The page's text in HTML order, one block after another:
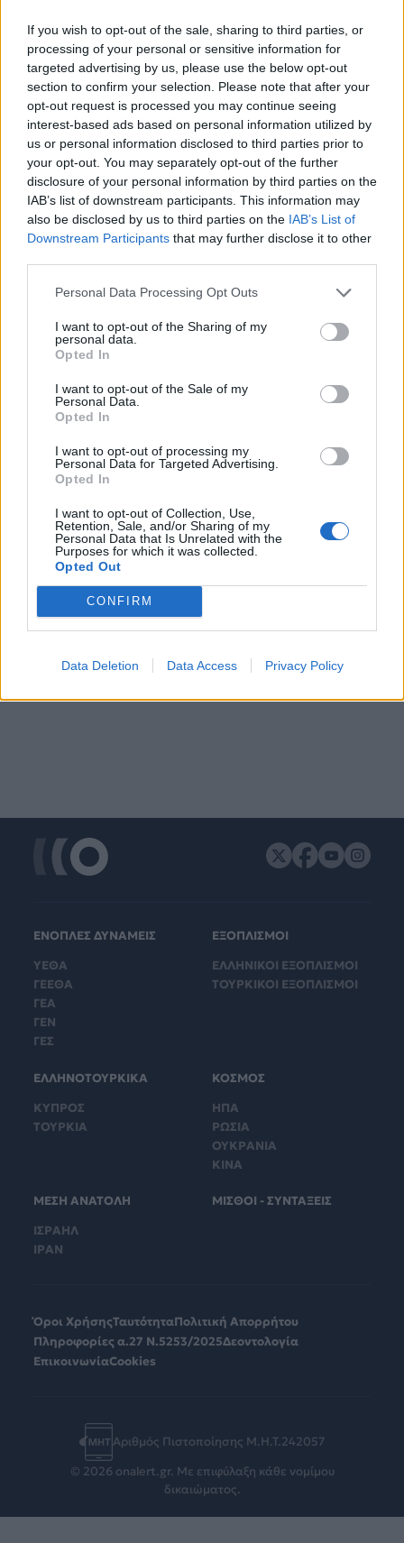
If you wish to opt-out of the sale, sharing to third parties, or
processing of your personal or sensitive information for
targeted advertising by us, please use the below opt-out
section to confirm your selection. Please note that after your
opt-out request is processed you may continue seeing
interest-based ads based on personal information utilized by
us or personal information disclosed to third parties prior to
your opt-out. You may separately opt-out of the further
disclosure of your personal information by third parties on the
IAB’s list of downstream participants. This information may
also be disclosed by us to third parties on the IAB’s List of
Downstream Participants that may further disclose it to other
Personal Data Processing Opt Outs
I want to opt-out of the Sharing of my
personal data.
Opted In
I want to opt-out of the Sale of my
Personal Data.
Opted In
I want to opt-out of processing my
Personal Data for Targeted Advertising.
Opted In
I want to opt-out of Collection, Use,
Retention, Sale, and/or Sharing of my
Personal Data that Is Unrelated with the
Purposes for which it was collected.
Opted Out
CONFIRM
Data Deletion Data Access Privacy Policy
ΕΝΟΠΛΕΣ ΔΥΝΑΜΕΙΣ
CL-415: Μέσα από τα κόκπιτ των
ελληνικών Canadair οι χαμηλές
πτήσεις στα πύρινα μέτωπα της
Ισπανίας
Δεν είναι τυχαίο ότι οι Έλληνες αεροπόροι
απολαμβάνουν ιδιαίτερης εκτίμησης από τους
Ευρωπαίους συναδέλφους τους
29 ΙΟΥΛ. 2026, 05:07
ΔΙΑΦΗΜΙΣΗ
ΕΝΟΠΛΕΣ ΔΥΝΑΜΕΙΣ
ΥΕΘΑ
ΓΕΕΘΑ
ΓΕΑ
ΓΕΝ
ΓΕΣ
ΕΞΟΠΛΙΣΜΟΙ
ΕΛΛΗΝΙΚΟΙ ΕΞΟΠΛΙΣΜΟΙ
ΤΟΥΡΚΙΚΟΙ ΕΞΟΠΛΙΣΜΟΙ
ΕΛΛΗΝΟΤΟΥΡΚΙΚΑ
ΚΥΠΡΟΣ
ΤΟΥΡΚΙΑ
ΚΟΣΜΟΣ
ΗΠΑ
ΡΩΣΙΑ
ΟΥΚΡΑΝΙΑ
ΚΙΝΑ
ΜΕΣΗ ΑΝΑΤΟΛΗ
ΙΣΡΑΗΛ
ΙΡΑΝ
ΜΙΣΘΟΙ - ΣΥΝΤΑΞΕΙΣ
Όροι ΧρήσηςΤαυτότηταΠολιτική Απορρήτου
Πληροφορίες α.27 Ν.5253/2025Δεοντολογία
ΕπικοινωνίαCookies
Αριθμός Πιστοποίησης Μ.Η.Τ.242057
© 2026 onalert.gr. Με επιφύλαξη κάθε νομίμου
δικαιώματος.